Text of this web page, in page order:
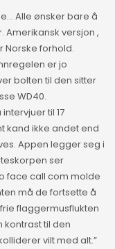
Alle ønsker bare å
Amerikansk versjon ,
forhold.
er jo
bolten til den sitter
WD40.
til 17
kand ikke andet end
Appen legger seg i
ser
face call com molde
må de fortsette å
flaggermusflukten
til den
vilt med alt.”